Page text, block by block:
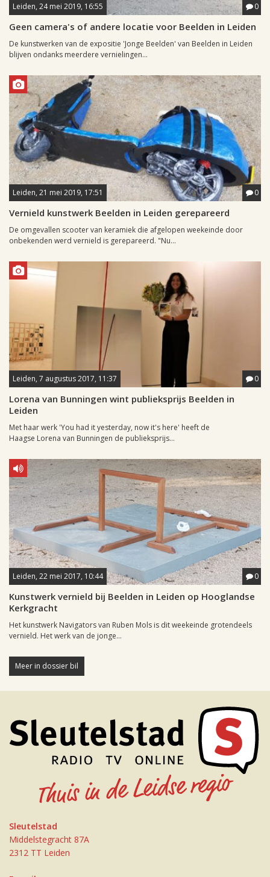
Leiden, 24 mei 2019, 16:55 0
Geen camera's of andere locatie voor Beelden in Leiden
De kunstwerken van de expositie 'Jonge Beelden' van Beelden in Leiden
blijven ondanks meerdere vernielingen...
Leiden, 21 mei 2019, 17:51 0
Vernield kunstwerk Beelden in Leiden gerepareerd
De omgevallen scooter van keramiek die afgelopen weekeinde door
onbekenden werd vernield is gerepareerd. "Nu...
Leiden, 7 augustus 2017, 11:37 0
Lorena van Bunningen wint publieksprijs Beelden in
Leiden
Met haar werk 'You had it yesterday, now it's here' heeft de
Haagse Lorena van Bunningen de publieksprijs...
Leiden, 22 mei 2017, 10:44 0
Kunstwerk vernield bij Beelden in Leiden op Hooglandse
Kerkgracht
Het kunstwerk Navigators van Ruben Mols is dit weekeinde grotendeels
vernield. Het werk van de jonge...
Meer in dossier bil
Sleutelstad
Middelstegracht 87A
2312 TT Leiden